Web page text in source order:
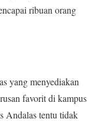
ribuan orang
yang menyediakan
favorit di kampus
Andalas tentu tidak